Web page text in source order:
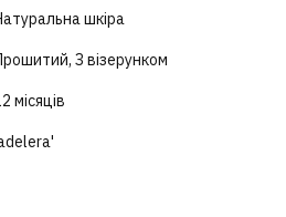
шкіра
З візерунком
місяців